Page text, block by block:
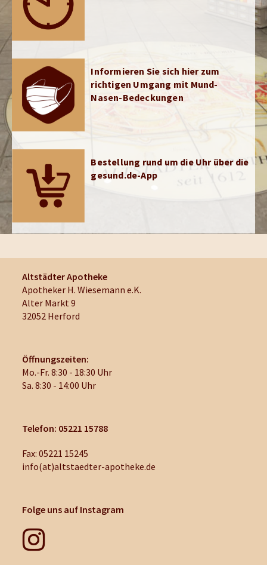
Informieren Sie sich hier zum
richtigen Umgang mit Mund-
Nasen-Bedeckungen
Bestellung rund um die Uhr über die
gesund.de-App
Altstädter Apotheke
Apotheker H. Wiesemann e.K.
Alter Markt 9
32052 Herford
Öffnungszeiten:
Mo.-Fr. 8:30 - 18:30 Uhr
Sa. 8:30 - 14:00 Uhr
Telefon: 05221 15788
Fax: 05221 15245
info(at)altstaedter-apotheke.de
Folge uns auf Instagram